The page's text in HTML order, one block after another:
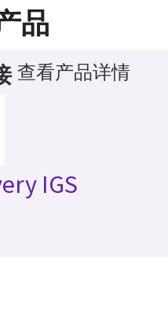
品
查看产品详情
IGS